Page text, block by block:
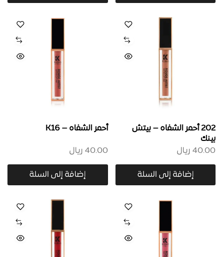
202 أحمر الشفاه – بيتش
بينك
40.00 ريال
إضافة إلى السلة
أحمر الشفاه – K16
40.00 ريال
إضافة إلى السلة